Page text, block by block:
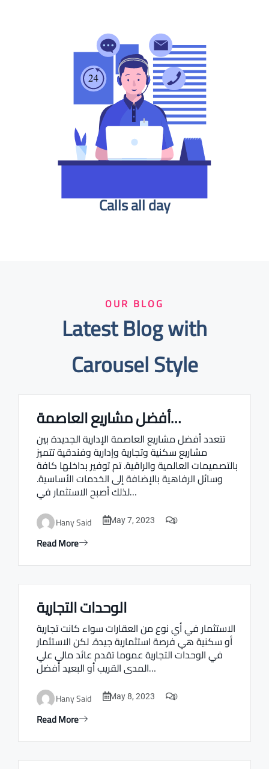
Calls all day
OUR BLOG
Latest Blog with
Carousel Style
Real estate Estate ville أفضل مشاريع العاصمة…
تتعدد أفضل مشاريع العاصمة الإدارية الجديدة بين
مشاريع سكنية وتجارية وإدارية وفندقية تتميز
بالتصميمات العالمية والراقية. تم توفير بداخلها كافة
وسائل الرفاهية بالإضافة إلى الخدمات الأساسية.
لذلك أصبح الاستثمار في…
Hany Said May 7, 2023 0
Read More
Real estate Estate ville
الوحدات التجارية
الاستثمار في أي نوع من العقارات سواء كانت تجارية
أو سكنية هي فرصة استثمارية جيدة. لكن الاستثمار
في الوحدات التجارية عموما تقدم عائد مالي علي
المدى القريب أو البعيد أفضل…
Hany Said May 8, 2023 0
Read More